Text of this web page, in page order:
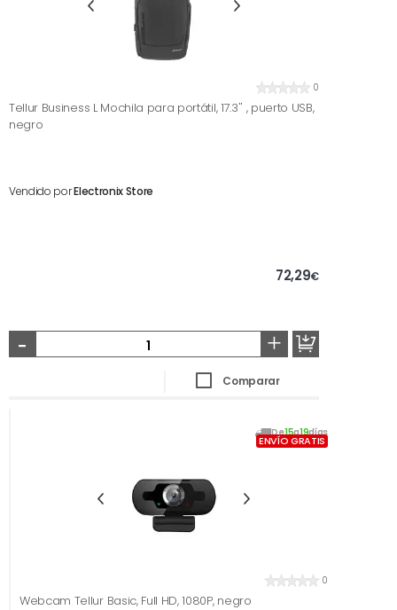
0
Tellur Business L Mochila para portátil, 17.3'' , puerto USB,
negro
Vendido porElectronix Store
72,29€
- +
Comparar
De15a19días
ENVÍO GRATIS
0
Webcam Tellur Basic, Full HD, 1080P, negro